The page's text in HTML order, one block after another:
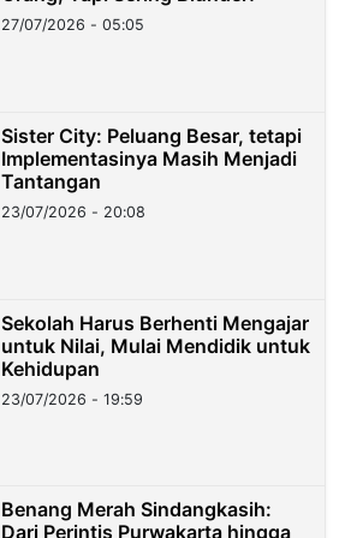
27/07/2026 - 05:05
Sister City: Peluang Besar, tetapi
Implementasinya Masih Menjadi
Tantangan
23/07/2026 - 20:08
Sekolah Harus Berhenti Mengajar
untuk Nilai, Mulai Mendidik untuk
Kehidupan
23/07/2026 - 19:59
Benang Merah Sindangkasih:
Dari Perintis Purwakarta hingga